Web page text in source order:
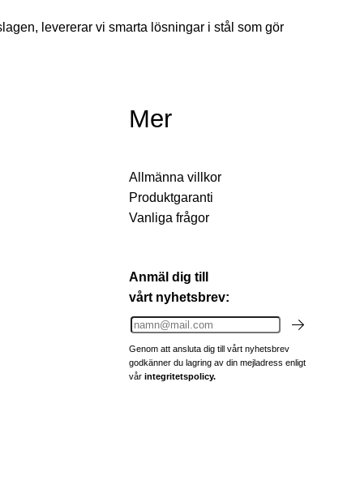
levererar vi smarta lösningar i stål som gör
Mer
Allmänna villkor
Produktgaranti
Vanliga frågor
Anmäl dig till
vårt nyhetsbrev:
Genom att ansluta dig till vårt nyhetsbrev
godkänner du lagring av din mejladress enligt
vår integritetspolicy.